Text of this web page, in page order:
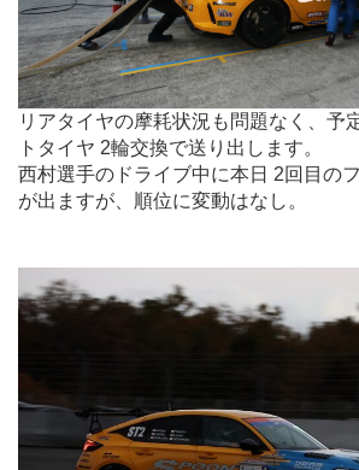
リアタイヤの摩耗状況も問題なく、予
トタイヤ 2輪交換で送り出します。
西村選手のドライブ中に本日 2回目の
が出ますが、順位に変動はなし。